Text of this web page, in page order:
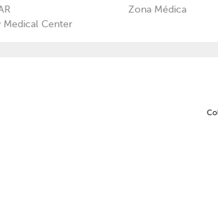
Medical Center
Zona Médica